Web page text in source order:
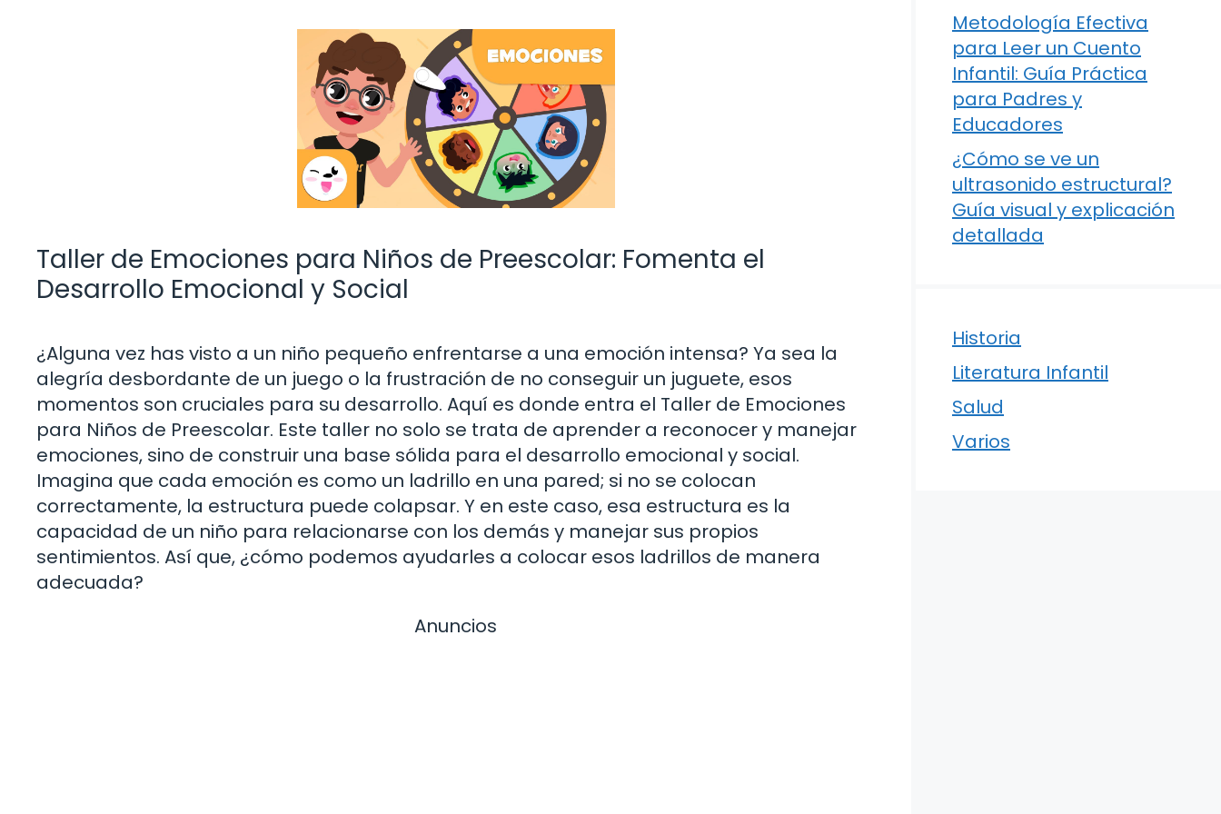
Taller de Emociones para Niños de Preescolar: Fomenta el
Desarrollo Emocional y Social
¿Alguna vez has visto a un niño pequeño enfrentarse a una emoción intensa? Ya sea la
alegría desbordante de un juego o la frustración de no conseguir un juguete, esos
momentos son cruciales para su desarrollo. Aquí es donde entra el Taller de Emociones
para Niños de Preescolar. Este taller no solo se trata de aprender a reconocer y manejar
emociones, sino de construir una base sólida para el desarrollo emocional y social.
Imagina que cada emoción es como un ladrillo en una pared; si no se colocan
correctamente, la estructura puede colapsar. Y en este caso, esa estructura es la
capacidad de un niño para relacionarse con los demás y manejar sus propios
sentimientos. Así que, ¿cómo podemos ayudarles a colocar esos ladrillos de manera
adecuada?
Anuncios
Metodología Efectiva
para Leer un Cuento
Infantil: Guía Práctica
para Padres y
Educadores
¿Cómo se ve un
ultrasonido estructural?
Guía visual y explicación
detallada
Historia
Literatura Infantil
Salud
Varios